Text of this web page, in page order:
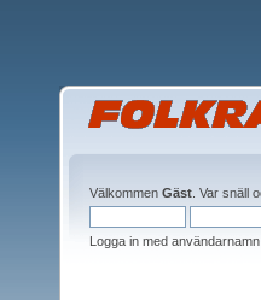
Välkommen Gäst . Var snäll
Logga in med